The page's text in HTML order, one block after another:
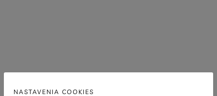
NASTAVENIA COOKIES